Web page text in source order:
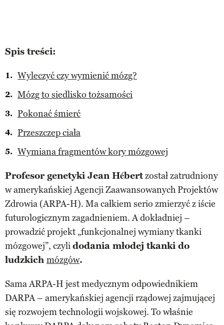
Spis treści:
Wyleczyć czy wymienić mózg?
Mózg to siedlisko tożsamości
Pokonać śmierć
Przeszczep ciała
Wymiana fragmentów kory mózgowej
Profesor genetyki Jean Hébertzostał zatrudniony
w amerykańskiej Agencji Zaawansowanych Projektów
Zdrowia (ARPA-H). Ma całkiem serio zmierzyć z iście
futurologicznym zagadnieniem. A dokładniej –
prowadzić projekt „funkcjonalnej wymiany tkanki
mózgowej”, czylidodania młodej tkanki do
ludzkich mózgów.
Sama ARPA-H jest medycznym odpowiednikiem
DARPA – amerykańskiej agencji rządowej zajmującej
się rozwojem technologii wojskowej. To właśnie